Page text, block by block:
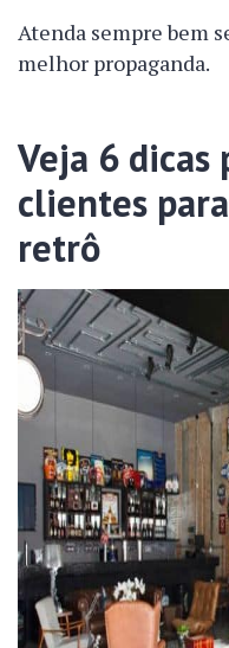
Atenda sempre bem
melhor propaganda.
Veja 6 dicas
clientes
retrô